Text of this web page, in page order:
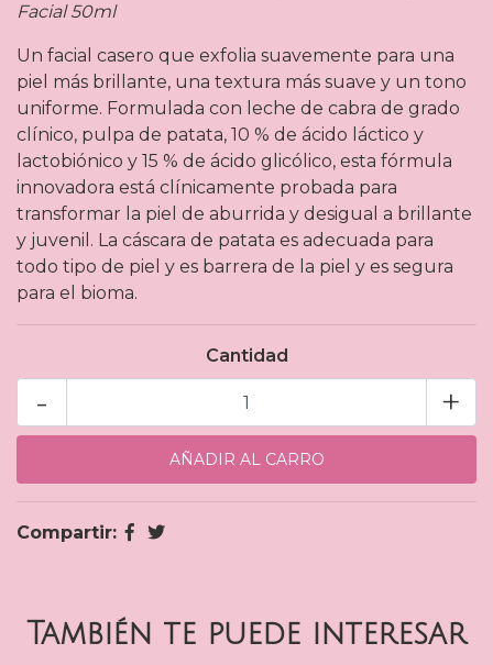
Facial 50ml
Un facial casero que exfolia suavemente para una
piel más brillante, una textura más suave y un tono
uniforme. Formulada con leche de cabra de grado
clínico, pulpa de patata, 10 % de ácido láctico y
lactobiónico y 15 % de ácido glicólico, esta fórmula
innovadora está clínicamente probada para
transformar la piel de aburrida y desigual a brillante
y juvenil. La cáscara de patata es adecuada para
todo tipo de piel y es barrera de la piel y es segura
para el bioma.
Cantidad
+
-
Compartir:
También te puede interesar